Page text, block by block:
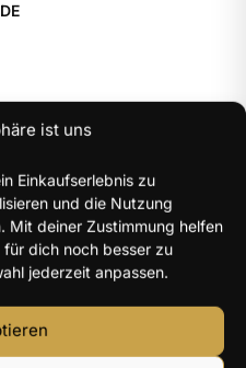
ist uns
Einkaufserlebnis zu
und die Nutzung
Mit deiner Zustimmung helfen
für dich noch besser zu
jederzeit anpassen.
silberfarben – 40+5